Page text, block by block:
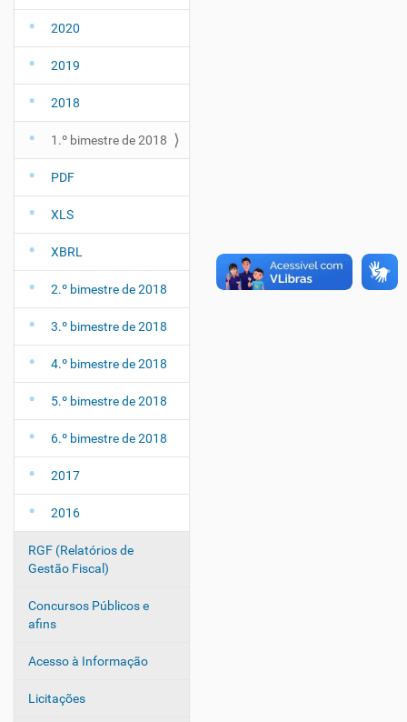
2020
2019
2018
1.º bimestre de 2018
PDF
XLS
XBRL
2.º bimestre de 2018
3.º bimestre de 2018
4.º bimestre de 2018
5.º bimestre de 2018
6.º bimestre de 2018
2017
2016
RGF (Relatórios de
Gestão Fiscal)
Concursos Públicos e
afins
Acesso à Informação
Licitações